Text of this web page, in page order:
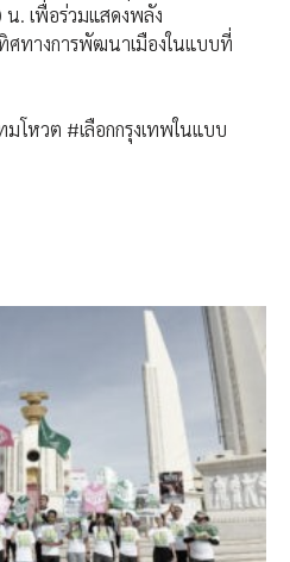
น. เพื่อร่วมแสดงพลัง
ทางการพัฒนาเมืองในแบบที่
โหวต #เลือกกรุงเทพในแบบ